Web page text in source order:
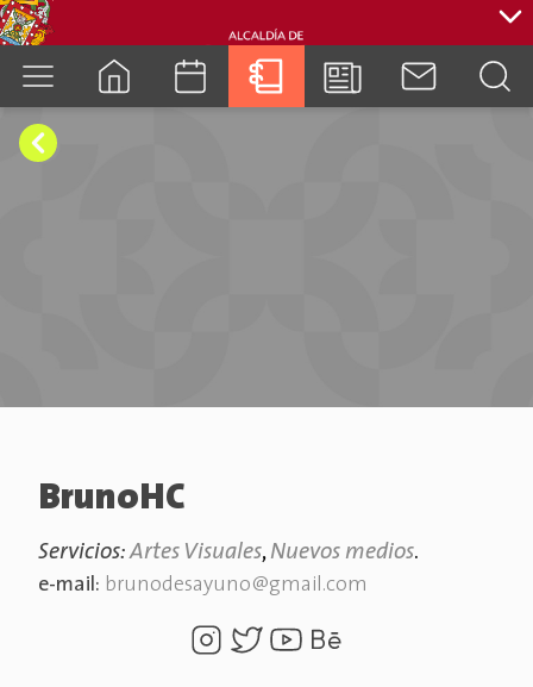
BrunoHC
Servicios:Artes Visuales, Nuevos medios.
e-mail: brunodesayuno@gmail.com